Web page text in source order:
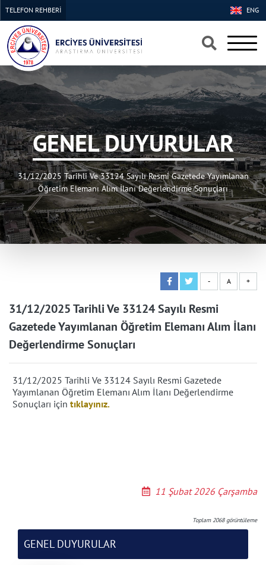
×
×
ENG
TELEFON REHBERİ
GENEL DUYURULAR
31/12/2025 Tarihli Ve 33124 Sayılı Resmi Gazetede Yayımlanan
Öğretim Elemanı Alım İlanı Değerlendirme Sonuçları
- A +
31/12/2025 Tarihli Ve 33124 Sayılı Resmi
Gazetede Yayımlanan Öğretim Elemanı Alım İlanı
Değerlendirme Sonuçları
31/12/2025 Tarihli Ve 33124 Sayılı Resmi Gazetede
Yayımlanan Öğretim Elemanı Alım İlanı Değerlendirme
Sonuçları için tıklayınız.
11 Şubat 2026 Çarşamba
Toplam2068görüntüleme
GENEL DUYURULAR